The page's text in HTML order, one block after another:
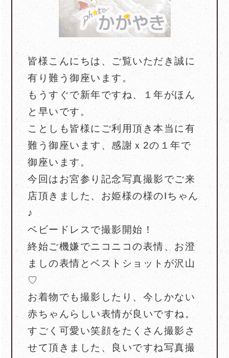
皆様こんにちは、ご覧いただき誠に
有り難う御座います。
もうすぐで新年ですね、１年がほん
と早いです。
ことしも皆様にご利用頂き本当に有
難う御座います、感謝ｘ2の１年で
御座います。
今回はお宮参り記念写真撮影でご来
店頂きました、お姫様の様のIちゃん
♪
ベビードレスで撮影開始！
終始ご機嫌でニコニコの表情、お澄
ましの表情とベストショットが沢山
♡
お着物でも撮影したり、今しかない
赤ちゃんらしい表情が良いですね。
すごく可愛い笑顔をたくさん撮影さ
せて頂きました、良いですね写真撮